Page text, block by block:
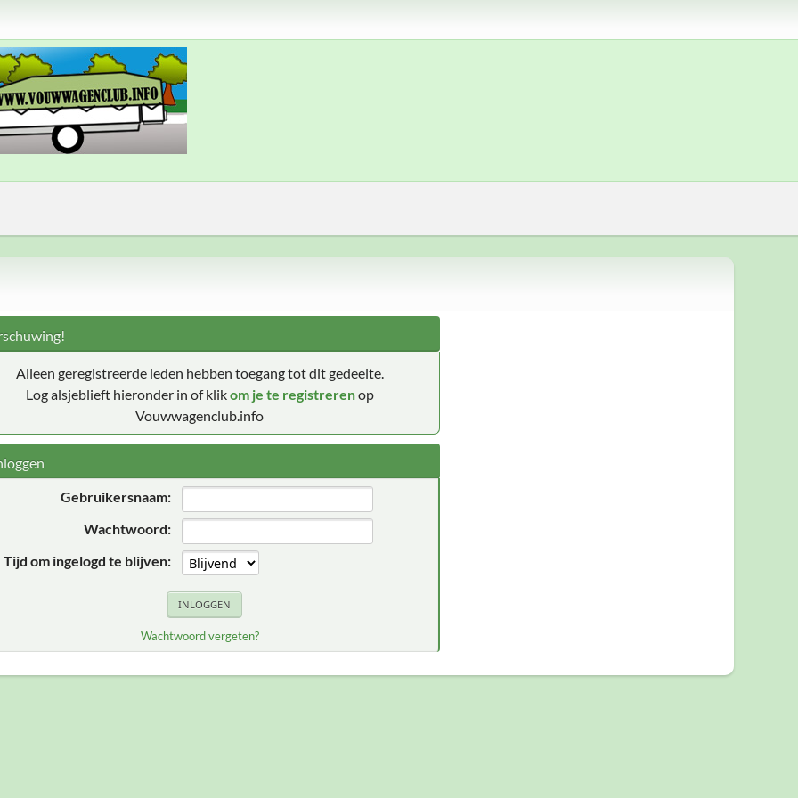
Alleen geregistreerde leden hebben toegang tot dit gedeelte.
Log alsjeblieft hieronder in of klikom je te registrerenop
Vouwwagenclub.info
Gebruikersnaam:
Wachtwoord:
Tijd om ingelogd te blijven:
Wachtwoord vergeten?